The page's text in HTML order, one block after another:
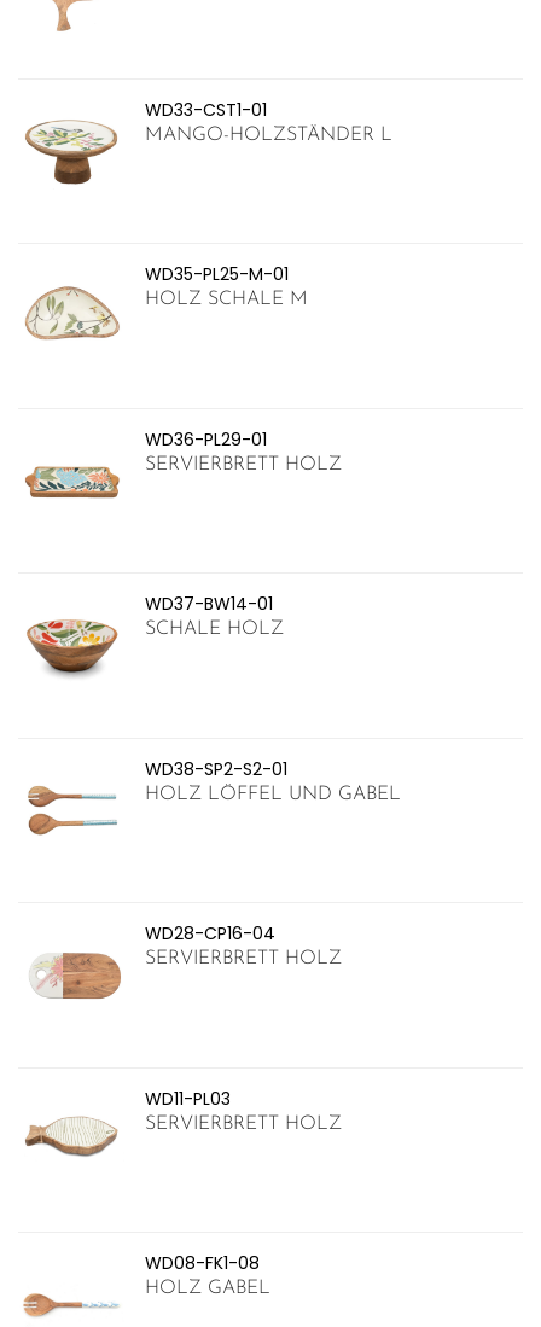
WD33-CST1-01
MANGO-HOLZSTÄNDER L
WD35-PL25-M-01
HOLZ SCHALE M
WD36-PL29-01
SERVIERBRETT HOLZ
WD37-BW14-01
SCHALE HOLZ
WD38-SP2-S2-01
HOLZ LÖFFEL UND GABEL
WD28-CP16-04
SERVIERBRETT HOLZ
WD11-PL03
SERVIERBRETT HOLZ
WD08-FK1-08
HOLZ GABEL